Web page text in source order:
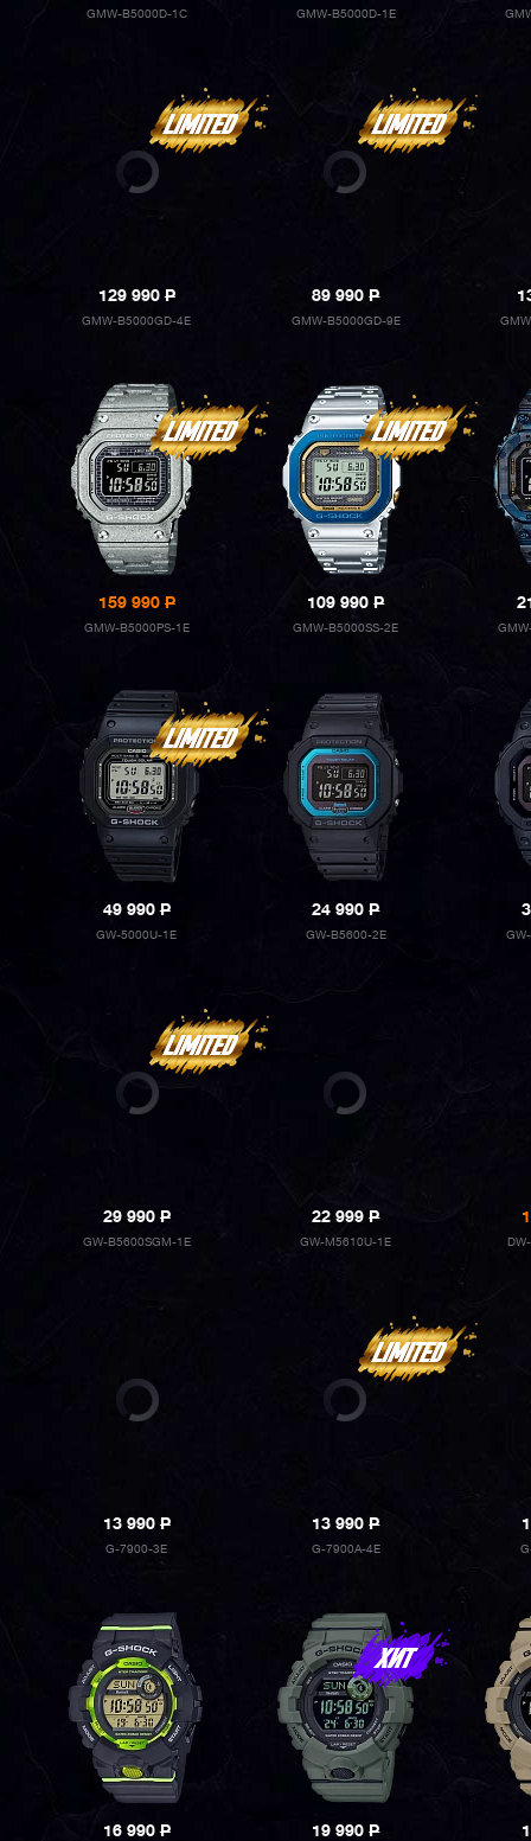
GMW-B5000D-1C GMW-B5000D-1E
129 990P
GMW-B5000GD-4E
89 990P
GMW-B5000GD-9E
159 990P
GMW-B5000PS-1E
109 990P
GMW-B5000SS-2E
49 990P
GW-5000U-1E
24 990P
GW-B5600-2E
29 990P
GW-B5600SGM-1E
22 999P
GW-M5610U-1E
13 990P
G-7900-3E
13 990P
G-7900A-4E
16 990P 19 990P